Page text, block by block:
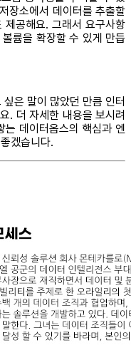
장소에서 데이터를 추출할
공해요. 그래서 요구사항
륨을 확장할 수 있게 만듭
은 말이 많았던 만큼 인터
. 더 자세한 내용을 보시려
는 데이터옵스의 핵심과 엔
겠습니다.